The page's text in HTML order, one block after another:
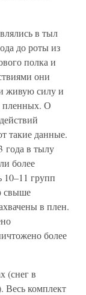
в тыл
до роты из
полка и
они
живую силу и
пленных. О
такие данные.
года в тылу
более
10–11 групп
свыше
в плен.
более
(снег в
Весь комплект